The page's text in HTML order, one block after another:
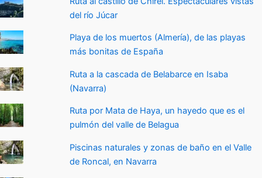
del río Júcar
Playa de los muertos (Almería), de las playas
más bonitas de España
Ruta a la cascada de Belabarce en Isaba
(Navarra)
Ruta por Mata de Haya, un hayedo que es el
pulmón del valle de Belagua
Piscinas naturales y zonas de baño en el Valle
de Roncal, en Navarra